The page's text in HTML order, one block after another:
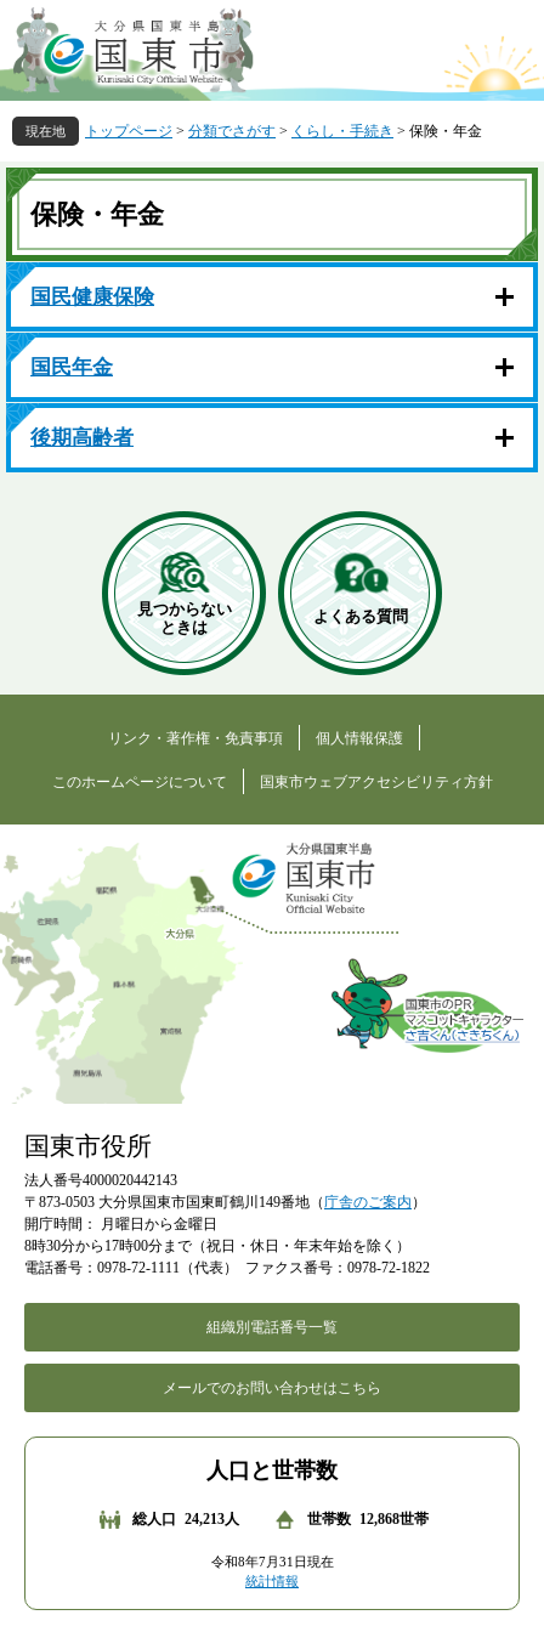
ー
ジ
の
先
頭
で
す
ニ
ュ
ー
を
飛
ば
し
文
へ
トップページ > 分類でさがす > くらし・手続き > 保険・年金
本
文
保険・年金
国民健康保険
国民年金
後期高齢者
見つからない
ときは
よくある質問
リンク・著作権・免責事項 個人情報保護
このホームページについて 国東市ウェブアクセシビリティ方針
国東市役所
法人番号4000020442143
〒873-0503 大分県国東市国東町鶴川149番地（庁舎のご案内 ）
開庁時間：
月曜日から金曜日
8時30分から17時00分まで（祝日・休日・年末年始を除く）
電話番号：0978-72-1111（代表）
ファクス番号：0978-72-1822
組織別電話番号一覧
メールでのお問い合わせはこちら
人口と世帯数
総人口 24,213人 世帯数 12,868世帯
令和8年7月31日現在
統計情報